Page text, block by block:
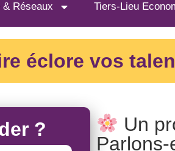
Réseaux Tiers-Lieu
éclore vos
?
Un